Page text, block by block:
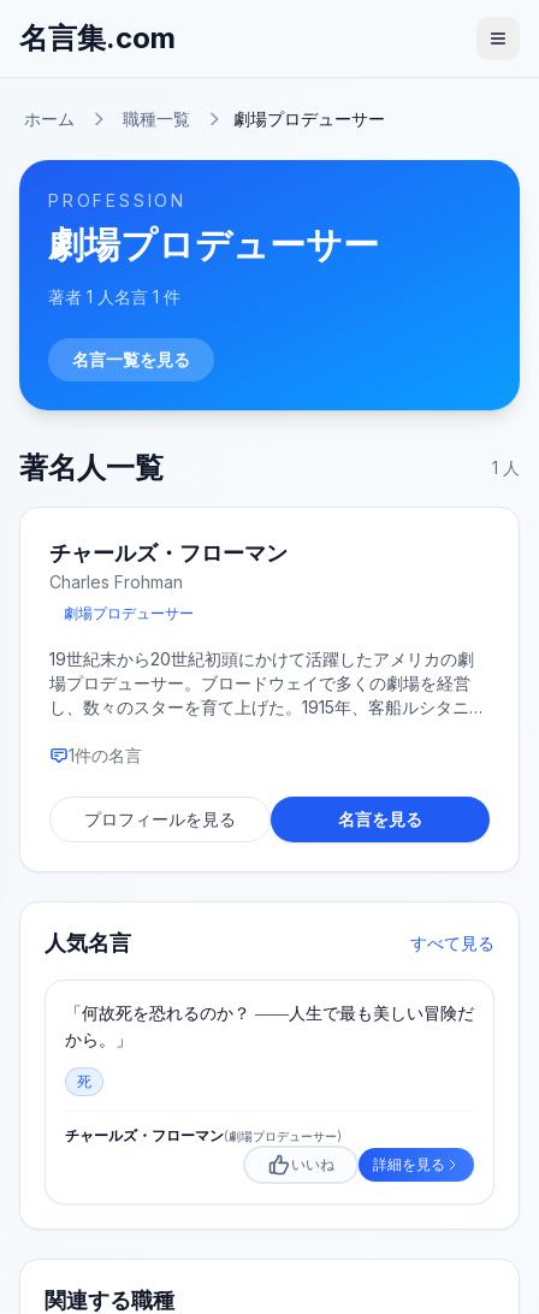
名言集.com
ホーム 職種一覧 劇場プロデューサー
PROFESSION
劇場プロデューサー
著者 1 人名言 1 件
名言一覧を見る
著名人一覧 1 人
チャールズ・フローマン
Charles Frohman
劇場プロデューサー
19世紀末から20世紀初頭にかけて活躍したアメリカの劇
場プロデューサー。ブロードウェイで多くの劇場を経営
し、数々のスターを育て上げた。1915年、客船ルシタニア
1件の名言
プロフィールを見る 名言を見る
人気名言 すべて見る
「何故死を恐れるのか？ ――人生で最も美しい冒険だ
から。」
死
チャールズ・フローマン(劇場プロデューサー)
いいね 詳細を見る
関連する職種